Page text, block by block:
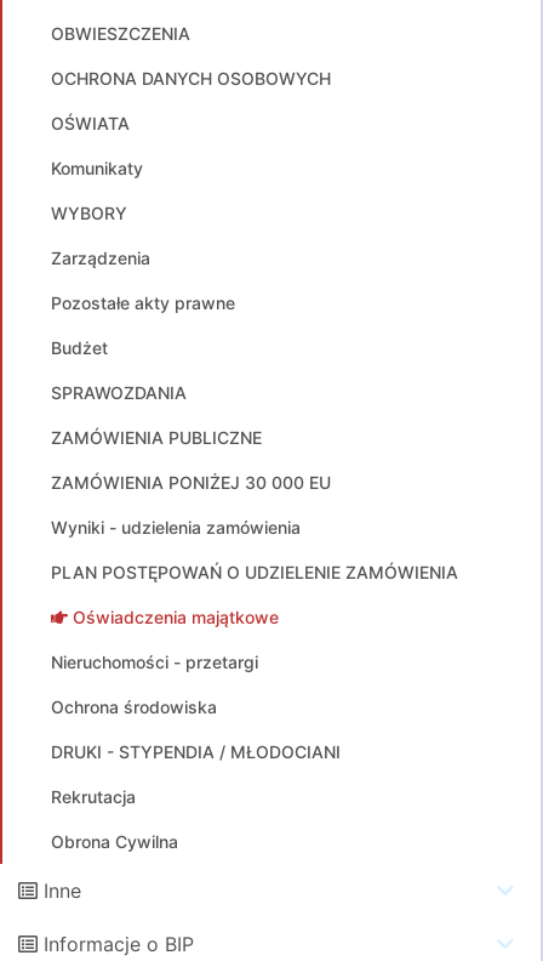
OBWIESZCZENIA
OCHRONA DANYCH OSOBOWYCH
OŚWIATA
Komunikaty
WYBORY
Zarządzenia
Pozostałe akty prawne
Budżet
SPRAWOZDANIA
ZAMÓWIENIA PUBLICZNE
ZAMÓWIENIA PONIŻEJ 30 000 EU
Wyniki - udzielenia zamówienia
PLAN POSTĘPOWAŃ O UDZIELENIE ZAMÓWIENIA
Oświadczenia majątkowe
Nieruchomości - przetargi
Ochrona środowiska
DRUKI - STYPENDIA / MŁODOCIANI
Rekrutacja
Obrona Cywilna
Inne
Informacje o BIP